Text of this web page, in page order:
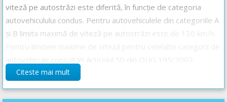
viteză pe autostrăzi este diferită, în funcție de categoria
autovehiculului condus. Pentru autovehiculele din categoriile A
și B limita maximă de viteză pe autostrăzi este de 130 km/h.
publicat mai jos.
Răspunsul corect este: C
Citeste mai mult